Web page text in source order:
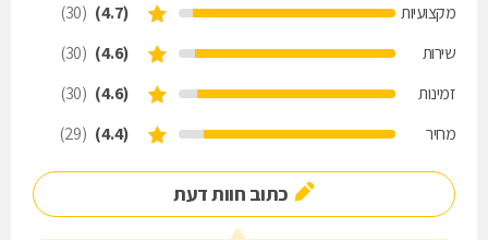
מקצועיות (4.7)
(30)
שירות
(4.6)
(30)
זמינות
(4.6)
(30)
מחיר
(4.4)
(29)
כתוב חוות דעת